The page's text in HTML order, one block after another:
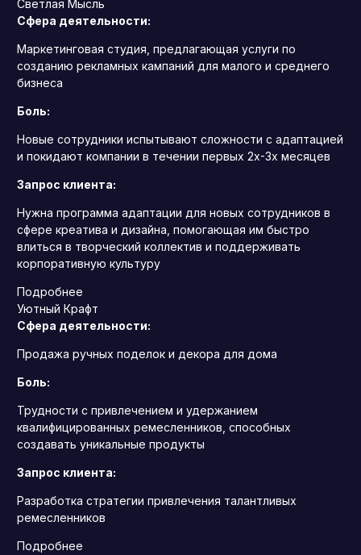
Светлая Мысль
Сфера деятельности:
Маркетинговая студия, предлагающая услуги по
созданию рекламных кампаний для малого и среднего
бизнеса
Боль:
Новые сотрудники испытывают сложности с адаптацией
и покидают компании в течении первых 2х-3х месяцев
Запрос клиента:
Нужна программа адаптации для новых сотрудников в
сфере креатива и дизайна, помогающая им быстро
влиться в творческий коллектив и поддерживать
корпоративную культуру
Подробнее
Уютный Крафт
Сфера деятельности:
Продажа ручных поделок и декора для дома
Боль:
Трудности с привлечением и удержанием
квалифицированных ремесленников, способных
создавать уникальные продукты
Запрос клиента:
Разработка стратегии привлечения талантливых
ремесленников
Подробнее